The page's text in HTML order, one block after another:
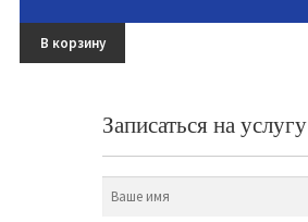
В корзину
Записаться на услугу